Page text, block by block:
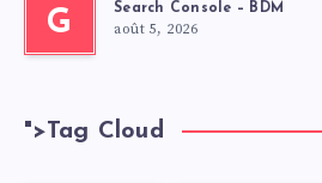
G
Search Console – BDM
août 5, 2026
">Tag Cloud